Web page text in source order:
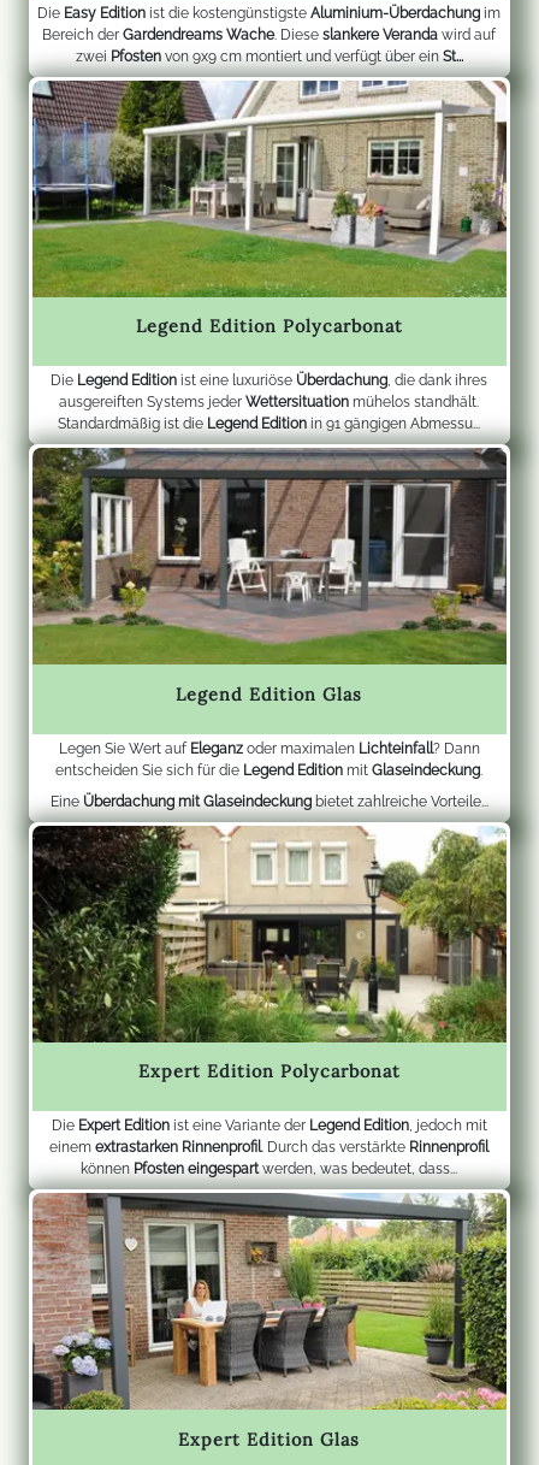
Die Easy Edition ist die kostengünstigsteAluminium-Überdachung im
Bereich derGardendreams Wache. Dieseslankere Veranda wird auf
zwei Pfostenvon 9x9 cm montiert und verfügt über ein St...
Legend Edition Polycarbonat
Die Legend Edition ist eine luxuriöse Überdachung, die dank ihres
ausgereiften Systems jederWettersituation mühelos standhält.
Standardmäßig ist die Legend Edition in 91 gängigen Abmessu...
Legend Edition Glas
Legen Sie Wert auf Eleganzoder maximalen Lichteinfall? Dann
entscheiden Sie sich für die Legend Edition mitGlaseindeckung.
Eine Überdachung mit Glaseindeckungbietet zahlreiche Vorteile...
Expert Edition Polycarbonat
Die Expert Editionist eine Variante der Legend Edition, jedoch mit
einemextrastarken Rinnenprofil. Durch das verstärkte Rinnenprofil
können Pfosten eingespartwerden, was bedeutet, dass...
Expert Edition Glas